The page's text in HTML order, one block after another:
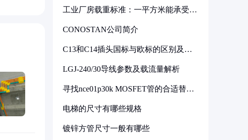
工业厂房载重标准：一平方米能承受多
CONOSTAN公司简介
C13和C14插头国标与欧标的区别及其
LGJ-240/30导线参数及载流量解析
寻找nce01p30k MOSFET管的合适替代
电梯的尺寸有哪些规格
镀锌方管尺寸一般有哪些